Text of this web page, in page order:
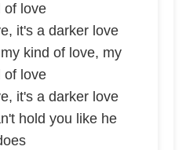
of love
it's a darker love
kind of love, my
of love
it's a darker love
hold you like he